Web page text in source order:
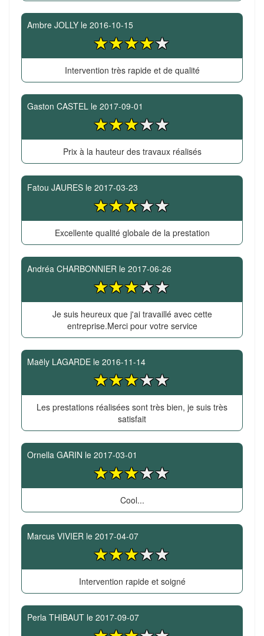
Ambre JOLLY le 2016-10-15
Intervention très rapide et de qualité
Gaston CASTEL le 2017-09-01
Prix à la hauteur des travaux réalisés
Fatou JAURES le 2017-03-23
Excellente qualité globale de la prestation
Andréa CHARBONNIER le 2017-06-26
Je suis heureux que j'ai travaillé avec cette
entreprise.Merci pour votre service
Maëly LAGARDE le 2016-11-14
Les prestations réalisées sont très bien, je suis très
satisfait
Ornella GARIN le 2017-03-01
Cool...
Marcus VIVIER le 2017-04-07
Intervention rapide et soigné
Perla THIBAUT le 2017-09-07